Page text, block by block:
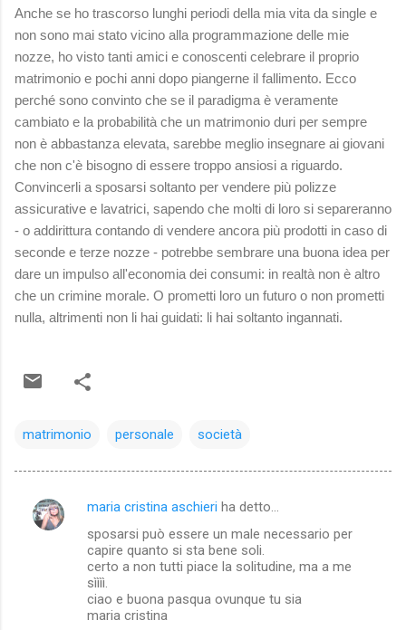
Anche se ho trascorso lunghi periodi della mia vita da single e
non sono mai stato vicino alla programmazione delle mie
nozze, ho visto tanti amici e conoscenti celebrare il proprio
matrimonio e pochi anni dopo piangerne il fallimento. Ecco
perché sono convinto che se il paradigma è veramente
cambiato e la probabilità che un matrimonio duri per sempre
non è abbastanza elevata, sarebbe meglio insegnare ai giovani
che non c'è bisogno di essere troppo ansiosi a riguardo.
Convincerli a sposarsi soltanto per vendere più polizze
assicurative e lavatrici, sapendo che molti di loro si separeranno
- o addirittura contando di vendere ancora più prodotti in caso di
seconde e terze nozze - potrebbe sembrare una buona idea per
dare un impulso all'economia dei consumi: in realtà non è altro
che un crimine morale. O prometti loro un futuro o non prometti
nulla, altrimenti non li hai guidati: li hai soltanto ingannati.
matrimonio personale società
C
maria cristina aschieri ha detto…
sposarsi può essere un male necessario per
capire quanto si sta bene soli.
certo a non tutti piace la solitudine, ma a me
sìììì.
ciao e buona pasqua ovunque tu sia
maria cristina